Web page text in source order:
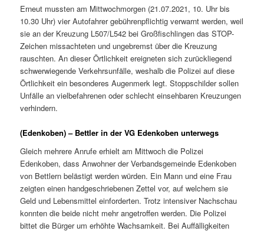
Erneut mussten am Mittwochmorgen (21.07.2021, 10. Uhr bis
10.30 Uhr) vier Autofahrer gebührenpflichtig verwarnt werden, weil
sie an der Kreuzung L507/L542 bei Großfischlingen das STOP-
Zeichen missachteten und ungebremst über die Kreuzung
rauschten. An dieser Örtlichkeit ereigneten sich zurückliegend
schwerwiegende Verkehrsunfälle, weshalb die Polizei auf diese
Örtlichkeit ein besonderes Augenmerk legt. Stoppschilder sollen
Unfälle an vielbefahrenen oder schlecht einsehbaren Kreuzungen
verhindern.
(Edenkoben) – Bettler in der VG Edenkoben unterwegs
Gleich mehrere Anrufe erhielt am Mittwoch die Polizei
Edenkoben, dass Anwohner der Verbandsgemeinde Edenkoben
von Bettlern belästigt werden würden. Ein Mann und eine Frau
zeigten einen handgeschriebenen Zettel vor, auf welchem sie
Geld und Lebensmittel einforderten. Trotz intensiver Nachschau
konnten die beide nicht mehr angetroffen werden. Die Polizei
bittet die Bürger um erhöhte Wachsamkeit. Bei Auffälligkeiten